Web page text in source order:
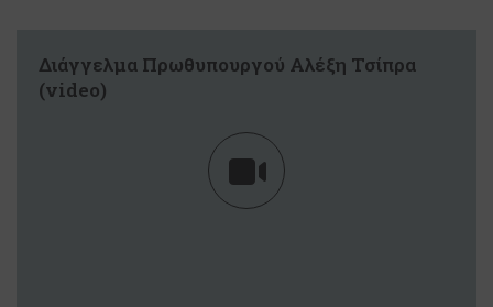
Διάγγελμα Πρωθυπουργού Αλέξη Τσίπρα
(video)